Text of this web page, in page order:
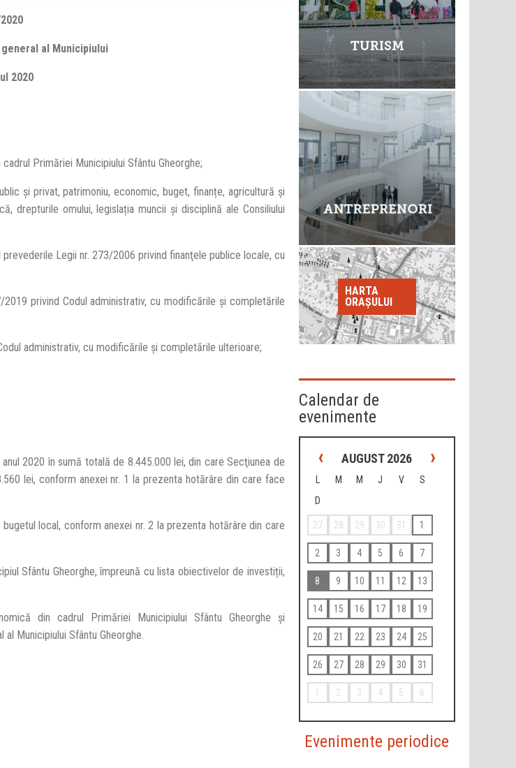
al Municipiului
2020
Primăriei Municipiului Sfântu Gheorghe;
și privat, patrimoniu, economic, buget, finanțe, agricultură și
drepturile omului, legislația muncii și disciplină ale Consiliului
Legii nr. 273/2006 privind finanţele publice locale, cu
privind Codul administrativ, cu modificările şi completările
administrativ, cu modificările şi completările ulterioare;
2020 în sumă totală de 8.445.000 lei, din care Secţiunea de
lei, conform anexei nr. 1 la prezenta hotărâre din care face
local, conform anexei nr. 2 la prezenta hotărâre din care
Sfântu Gheorghe, împreună cu lista obiectivelor de investiții,
din cadrul Primăriei Municipiului Sfântu Gheorghe şi
Municipiului Sfântu Gheorghe.
HARTA
ORAȘULUI
Calendar de
evenimente
‹ AUGUST 2026 ›
L M M J V
S
D
27 28 29 30 31 1
2 3 4 5 6 7
8 9 10 11 12 13
14 15 16 17 18 19
20 21 22 23 24 25
26 27 28 29 30 31
1 2 3 4 5 6
Evenimente periodice